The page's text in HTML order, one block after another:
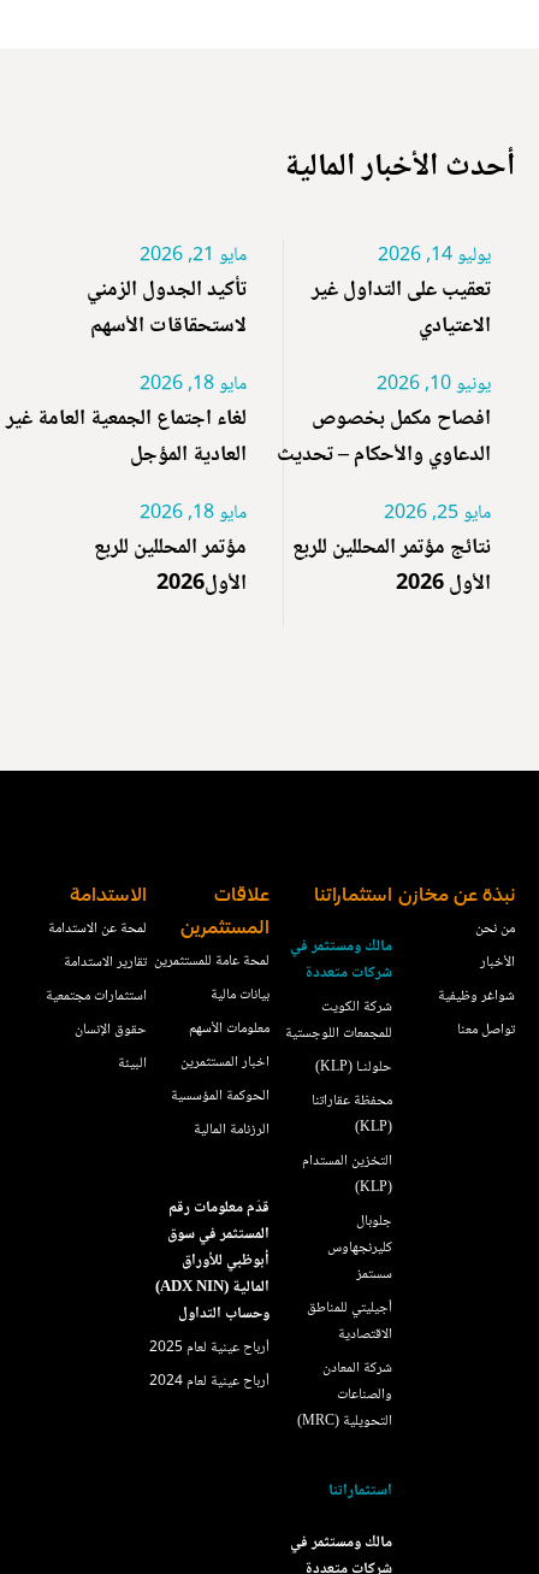
أحدث الأخبار المالية
يوليو 14, 2026
تعقيب على التداول غير
الاعتيادي
يونيو 10, 2026
افصاح مكمل بخصوص
الدعاوي والأحكام – تحديث
مايو 25, 2026
نتائج مؤتمر المحللين للربع
الأول 2026
مايو 21, 2026
تأكيد الجدول الزمني
لاستحقاقات الأسهم
مايو 18, 2026
لغاء اجتماع الجمعية العامة غير
العادية المؤجل
مايو 18, 2026
مؤتمر المحللين للربع
الأول2026
نبذة عن مخازن
من نحن
الأخبار
شواغر وظيفية
تواصل معنا
استثماراتنا
مالك ومستثمر في
شركات متعددة
شركة الكويت
للمجمعات اللوجستية
حلولنـا (KLP)
محفظة عقاراتنا
(KLP)
التخزين المستدام
(KLP)
جلوبال
كليرنجهاوس
سستمز
أجيليتي للمناطق
الاقتصادية
شركة المعادن
والصناعات
التحويلية (MRC)
استثماراتنا
مالك ومستثمر في
علاقات
المستثمرين
لمحة عامة للمستثمرين
بيانات مالية
معلومات الأسهم
اخبار المستثمرين
الحوكمة المؤسسية
الرزنامة المالية
قدّم معلومات رقم
المستثمر في سوق
أبوظبي للأوراق
المالية (ADX NIN)
وحساب التداول
أرباح عينية لعام 2025
أرباح عينية لعام 2024
الاستدامة
لمحة عن الاستدامة
تقارير الاستدامة
استثمارات مجتمعية
حقوق الإنسان
البيئة